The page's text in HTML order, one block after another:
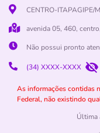
CENTRO-ITAPAGIPE/
avenida 05, 460,
Não possui pronto
(34) XXXX-XXXX
As informações contidas
Federal, não existindo
Última